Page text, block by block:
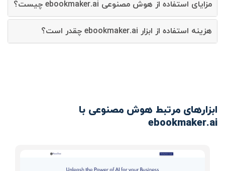
مزایای استفاده از هوش مصنوعی ebookmaker.ai چیست؟
هزینه استفاده از ابزار ebookmaker.ai چقدر است؟
ابزارهای مرتبط هوش مصنوعی با
ebookmaker.ai